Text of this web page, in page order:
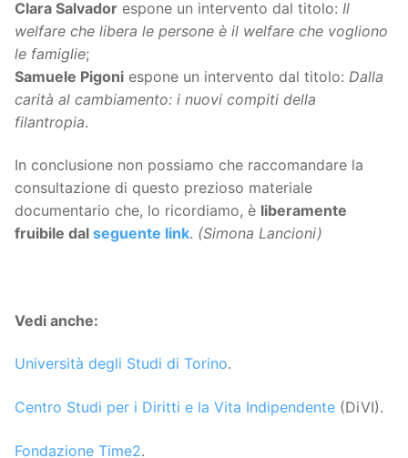
Clara Salvador espone un intervento dal titolo: Il
welfare che libera le persone è il welfare che vogliono
le famiglie;
Samuele Pigoni espone un intervento dal titolo: Dalla
carità al cambiamento: i nuovi compiti della
filantropia.
In conclusione non possiamo che raccomandare la
consultazione di questo prezioso materiale
documentario che, lo ricordiamo, è liberamente
fruibile dal seguente link. (Simona Lancioni)
Vedi anche:
Università degli Studi di Torino.
Centro Studi per i Diritti e la Vita Indipendente (DiVI).
Fondazione Time2.